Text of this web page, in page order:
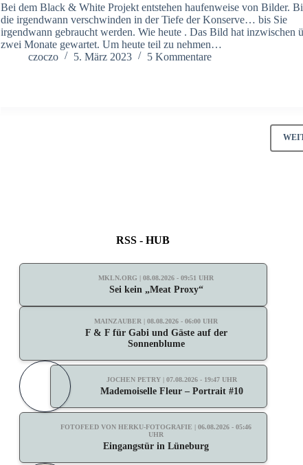
Bei dem Black & White Projekt entstehen haufenweise von Bilder.
die irgendwann verschwinden in der Tiefe der Konserve… bis Sie
irgendwann gebraucht werden. Wie heute . Das Bild hat inzwischen
zwei Monate gewartet. Um heute teil zu nehmen…
czoczo
5. März 2023 5 Kommentare
RSS - HUB
MKLN.ORG | 08.08.2026 - 09:51 UHR
Sei kein „Meat Proxy“
MAINZAUBER | 08.08.2026 - 06:00 UHR
F & F für Gabi und Gäste auf der
Sonnenblume
JOCHEN PETRY | 07.08.2026 - 19:47 UHR
Mademoiselle Fleur – Portrait #10
FOTOFEED VON HERKU-FOTOGRAFIE | 06.08.2026 - 05:46
UHR
Eingangstür in Lüneburg